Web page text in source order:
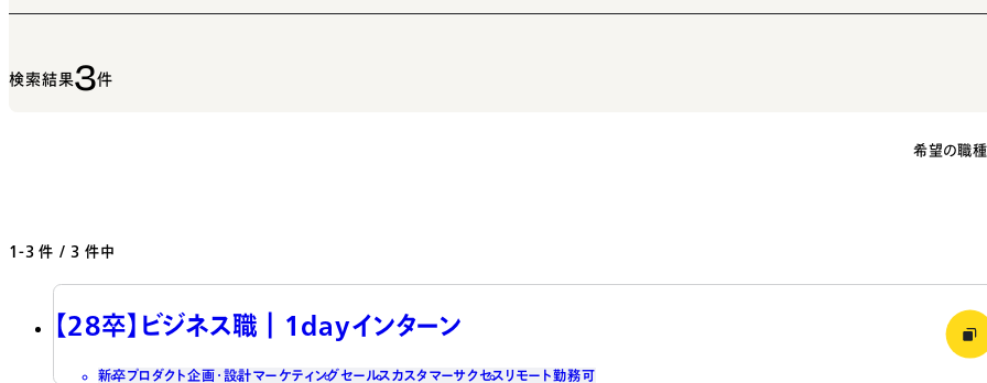
検索結果3件
希望の職
1-3 件 / 3 件中
【28卒】ビジネス職┃1dayインターン
新卒プロダクト企画・設計マーケティングセールスカスタマーサクセス リモート勤務可